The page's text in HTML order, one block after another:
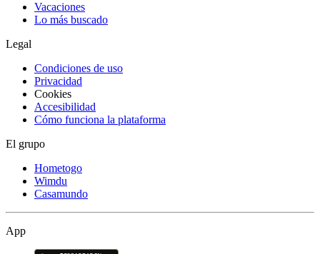
Vacaciones
Lo más buscado
Legal
Condiciones de uso
Privacidad
Cookies
Accesibilidad
Cómo funciona la plataforma
El grupo
Hometogo
Wimdu
Casamundo
App